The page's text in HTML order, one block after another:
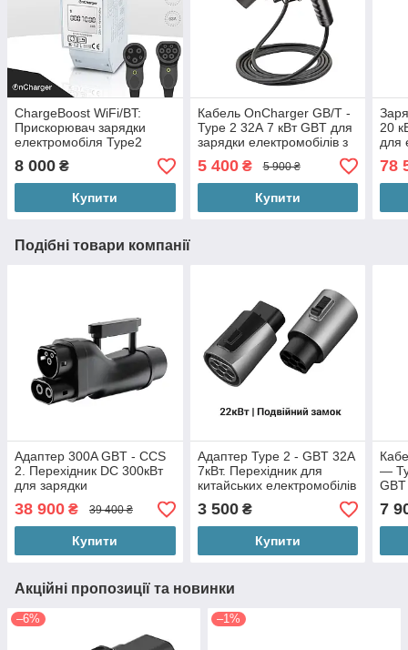
ChargeBoost WiFi/BT:
Прискорювач зарядки
електромобіля Type2
Type1 GBT від мережі
220V Балансування
потужності дома
8 000 ₴
Купити
Кабель OnCharger GB/T -
Type 2 32А 7 кВт GBT для
зарядки електромобілів з
Китаю
5 400₴ 5 900 ₴
Купити
20
для
78
Подібні товари компанії
Адаптер 300A GBT - CCS
2. Перехідник DC 300кВт
для зарядки
електромобілів з Європи
на станціях GBT DC.
38 900 ₴ 39 400 ₴
Купити
Адаптер Type 2 - GBT 32А
7кВт. Перехідник для
китайських електромобілів
3 500₴
Купити
—
7
Акційні пропозиції та новинки
–6% –1%